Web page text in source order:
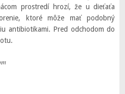
prostredí hrozí, že u dieťaťa
ktoré môže mať podobný
antibiotikami. Pred odchodom do